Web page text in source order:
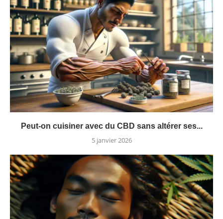
Peut-on cuisiner avec du CBD sans altérer ses...
5 janvier 2026